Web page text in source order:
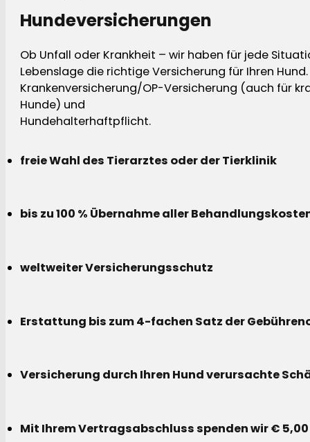
Hundeversicherungen
Ob Unfall oder Krankheit – wir haben für jede
Lebenslage die richtige Versicherung für Ihren Hund.
Krankenversicherung/OP-Versicherung (auch für
Hunde) und
Hundehalterhaftpflicht.
freie Wahl des Tierarztes oder der Tierklinik
bis zu 100 % Übernahme aller
weltweiter Versicherungsschutz
Erstattung bis zum 4-fachen Satz der
Versicherung durch Ihren Hund verursachte
Mit Ihrem Vertragsabschluss spenden wir €